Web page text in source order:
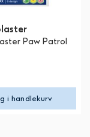
Paw Patrol
i handlekurv